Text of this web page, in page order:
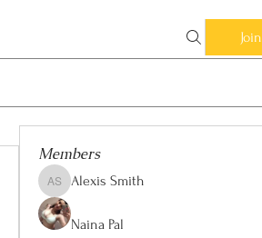
Join
Members
Alexis Smith
Alexis Smith
Naina Pal